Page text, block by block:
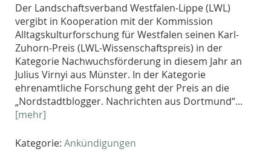
Der Land­schafts­ver­band Westfalen-Lippe (LWL)
vergibt in Kooperation mit der Kommission
Alltagskulturforschung für Westfalen seinen Karl-
Zuhorn-Preis (LWL-Wissenschaftspreis) in der
Kategorie Nachwuchsförderung in die­sem Jahr an
Julius Virnyi aus Münster. In der Kategorie
ehrenamtliche Forschung geht der Preis an die
„Nordstadtblogger. Nachrichten aus Dortmund“...
[mehr]
Kategorie: Ankündigungen